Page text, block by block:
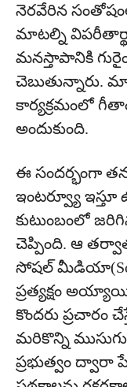
నెరవేరిన
మాటల్ని
మనస్తాపానికి
చెబుతున్నారు.
కార్యక్రమంలో
అందుకుంది.
ఈ సందర్భంగా
ఇంటర్వ్యూ
కుటుంబంలో
చెప్పింది. ఆ
సోషల్
ప్రత్యక్షం
కొందరు ప్రచారం
మరికొన్ని
ప్రభుత్వం ద్వారా